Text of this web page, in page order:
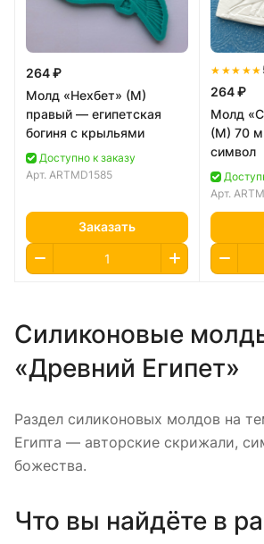
264 ₽
Молд «Нехбет» (М)
правый — египетская
богиня с крыльями
Доступно к заказу
Арт. ARTMD1585
Заказать
★★★★★
264 ₽
Молд
(M) 70
символ
Арт.
Силиконовые
«Древний Египет»
Раздел силиконовых молдов на
Египта — авторские скрижали,
божества.
Что вы найдёте в